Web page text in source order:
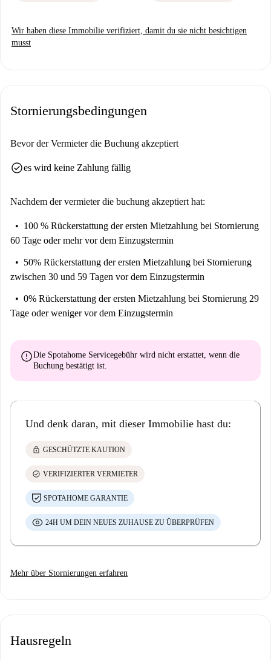
Wir haben diese Immobilie verifiziert, damit du sie nicht besichtigen
musst
Stornierungsbedingungen
Bevor der Vermieter die Buchung akzeptiert
check_circlees wird keine Zahlung fällig
Nachdem der vermieter die buchung akzeptiert hat:
100 % Rückerstattung der ersten Mietzahlung bei Stornierung
60 Tage oder mehr vor dem Einzugstermin
50% Rückerstattung der ersten Mietzahlung bei Stornierung
zwischen 30 und 59 Tagen vor dem Einzugstermin
0% Rückerstattung der ersten Mietzahlung bei Stornierung 29
Tage oder weniger vor dem Einzugstermin
errorDie Spotahome Servicegebühr wird nicht erstattet , wenn die
Buchung bestätigt ist.
Und denk daran, mit dieser Immobilie hast du:
lock GESCHÜTZTE KAUTION
check_circle VERIFIZIERTER VERMIETER
SPOTAHOME GARANTIE
24H UM DEIN NEUES ZUHAUSE ZU ÜBERPRÜFEN
Mehr über Stornierungen erfahren
Hausregeln